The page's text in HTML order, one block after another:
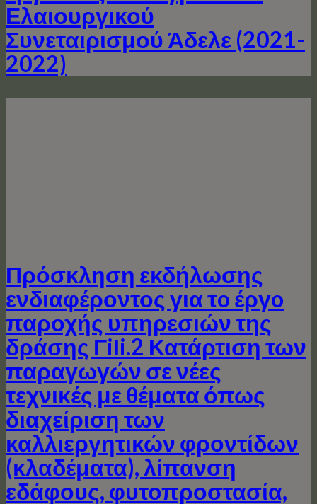
Ελαιουργικού
Συνεταιρισμού Άδελε (2021-
2022)
Πρόσκληση εκδήλωσης
ενδιαφέροντος για τo έργo
παροχής υπηρεσιών της
δράσης ΓiΙi.2 Κατάρτιση των
παραγωγών σε νέες
τεχνικές με θέματα όπως
διαχείριση των
καλλιεργητικών φροντίδων
(κλαδέματα), λίπανση
εδάφους, φυτοπροστασία,